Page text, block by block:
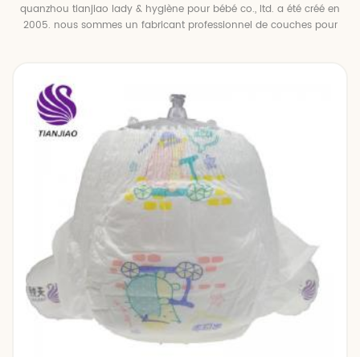
quanzhou tianjiao lady & hygiène pour bébé co., ltd. a été créé en
2005. nous sommes un fabricant professionnel de couches pour